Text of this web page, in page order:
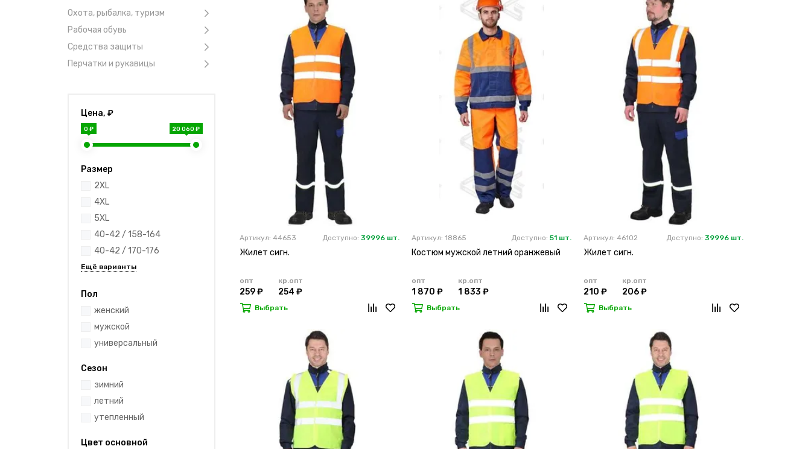
Охота, рыбалка, туризм
Рабочая обувь
Средства защиты
Перчатки и рукавицы
Цена, ₽
0 ₽ 20 060 ₽
Размер
2XL
4XL
5XL
40-42 / 158-164
40-42 / 170-176
Пол
женский
мужской
универсальный
Сезон
зимний
летний
утепленный
Цвет основной
Артикул: 44653 Доступно: 39996 шт.
Жилет сигн.
опт
259 ₽
кр.опт
254 ₽
Выбрать
Артикул: 18865 Доступно: 51 шт.
Костюм мужской летний оранжевый
опт
1 870 ₽
кр.опт
1 833 ₽
Выбрать
Артикул: 46102 Доступно: 39996 шт.
Жилет сигн.
опт
210 ₽
кр.опт
206 ₽
Выбрать